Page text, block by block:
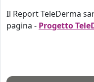
Il Report TeleDerma
pagina - Progetto